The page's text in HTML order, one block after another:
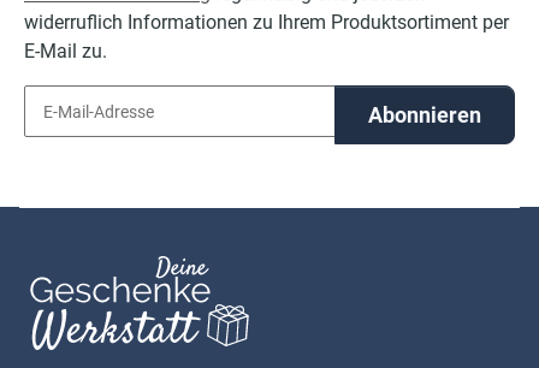
widerruflich Informationen zu Ihrem Produktsortiment per
E-Mail zu.
Abonnieren